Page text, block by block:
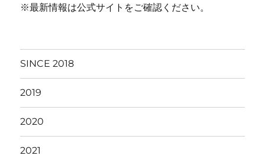
※最新情報は公式サイトをご確認ください。
SINCE 2018
2019
2020
2021